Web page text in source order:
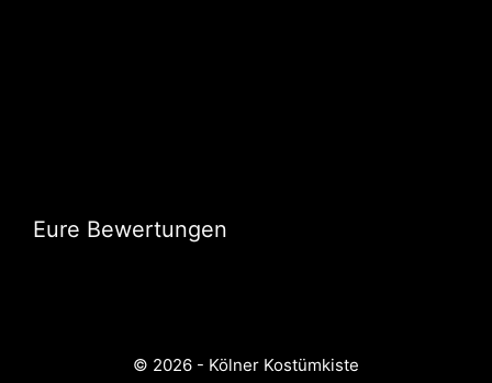
Eure Bewertungen
© 2026 - Kölner Kostümkiste